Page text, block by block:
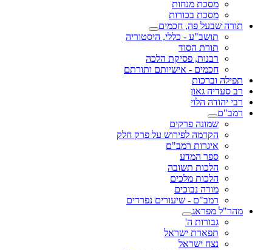
מסכת מנחות
מסכת בכורות
תורה שבעל פה, חכמים
תושב"ע - כללי, היסטוריה
תורת הסוד
רבנות, פסיקת הלכה
חכמים - אישיותם ותורתם
תפילה וברכות
רב סעדיה גאון
רבי יהודה הלוי
רמב"ם
שמונה פרקים
הקדמה לפירוש על פרק חלק
איגרות רמב"ם
ספר המדע
הלכות תשובה
הלכות מלכים
מורה נבוכים
רמב"ם - שיעורים נפרדים
מהר"ל מפראג
גבורות ה'
תפארת ישראל
נצח ישראל